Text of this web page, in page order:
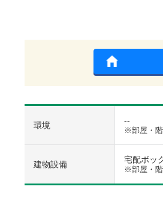
環境 --
※部屋・階
建物設備 宅配ボッ
※部屋・階